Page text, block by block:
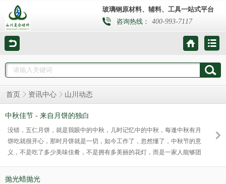
玻璃钢原材料、辅料、工具一站式平台
咨询热线：
400-993-7117
首页 资讯中心 山川动态
中秋佳节 - 来自月饼的独白
没错，五仁月饼，就是我眼中的中秋，儿时记忆中的中秋，每逢中秋有月
饼吃就很开心，那时月饼就是一切，如今工作了，忽然懂了，中秋节的意
义，不是吃了多少美味佳肴，不是拥有多美丽的花灯，而是一家人能够团
抛光蜡抛光